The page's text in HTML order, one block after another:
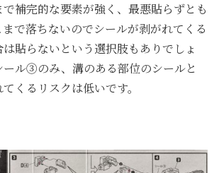
補完的な要素が強く、最悪貼らずとも
で落ちないのでシールが剥がれてくる
貼らないという選択肢もありでしょ
ール③のみ、溝のある部位のシールと
くるリスクは低いです。